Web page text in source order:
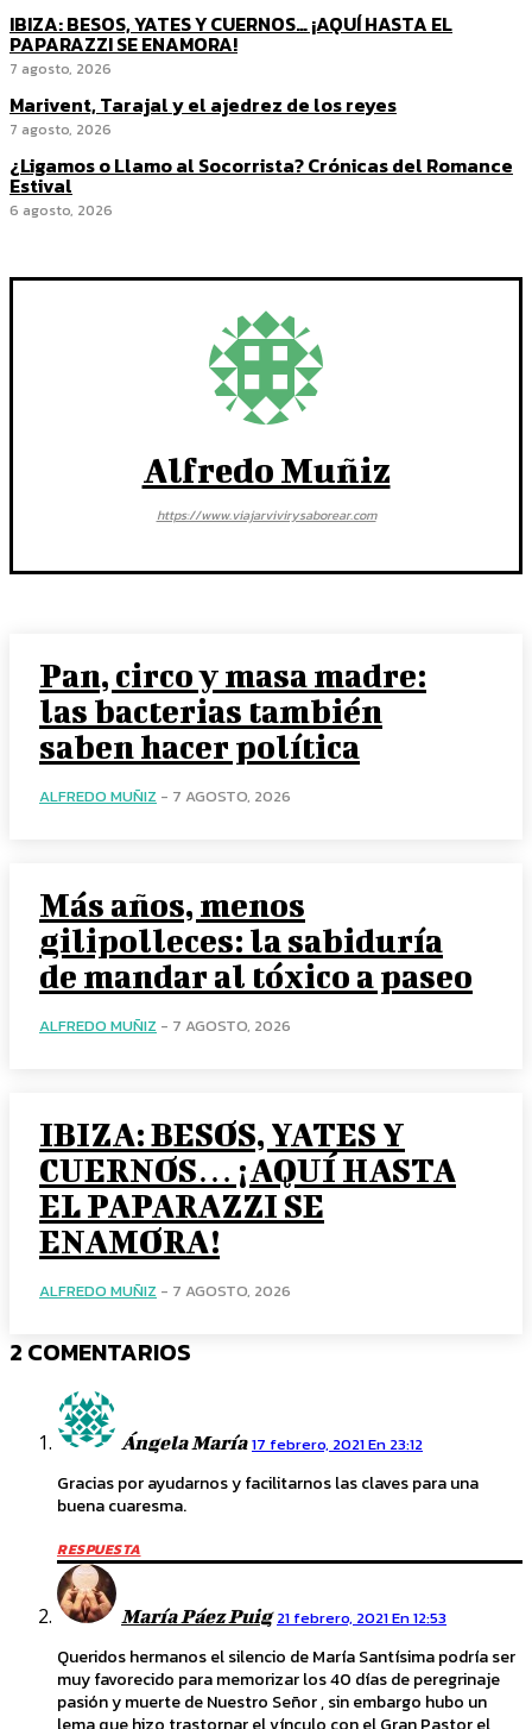
IBIZA: BESOS, YATES Y CUERNOS… ¡AQUÍ HASTA EL
PAPARAZZI SE ENAMORA!
7 agosto, 2026
Marivent, Tarajal y el ajedrez de los reyes
7 agosto, 2026
¿Ligamos o Llamo al Socorrista? Crónicas del Romance
Estival
6 agosto, 2026
Alfredo Muñiz
https://www.viajarvivirysaborear.com
Pan, circo y masa madre:
las bacterias también
saben hacer política
ALFREDO MUÑIZ - 7 AGOSTO, 2026
Más años, menos
gilipolleces: la sabiduría
de mandar al tóxico a paseo
ALFREDO MUÑIZ - 7 AGOSTO, 2026
IBIZA: BESOS, YATES Y
CUERNOS… ¡AQUÍ HASTA
EL PAPARAZZI SE
ENAMORA!
ALFREDO MUÑIZ - 7 AGOSTO, 2026
2 COMENTARIOS
Ángela María 17 febrero, 2021 En 23:12
Gracias por ayudarnos y facilitarnos las claves para una
buena cuaresma.
RESPUESTA
María Páez Puig 21 febrero, 2021 En 12:53
Queridos hermanos el silencio de María Santísima podría ser
muy favorecido para memorizar los 40 días de peregrinaje
pasión y muerte de Nuestro Señor , sin embargo hubo un